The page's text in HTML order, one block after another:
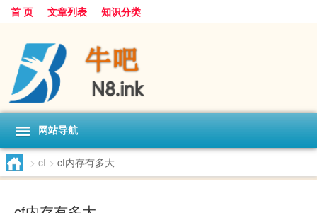
首 页 文章列表 知识分类
网站导航
> cf > cf内存有多大